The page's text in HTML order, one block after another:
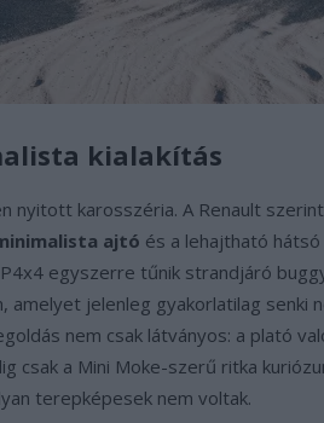
kialakítás
nyitott karosszéria. A Renault
ajtó és a lehajtható
egyszerre tűnik strandjáró
jelenleg gyakorlatilag senki
nem csak látványos: a plató
csak a Mini Moke-szerű ritka
terepképesek nem voltak.